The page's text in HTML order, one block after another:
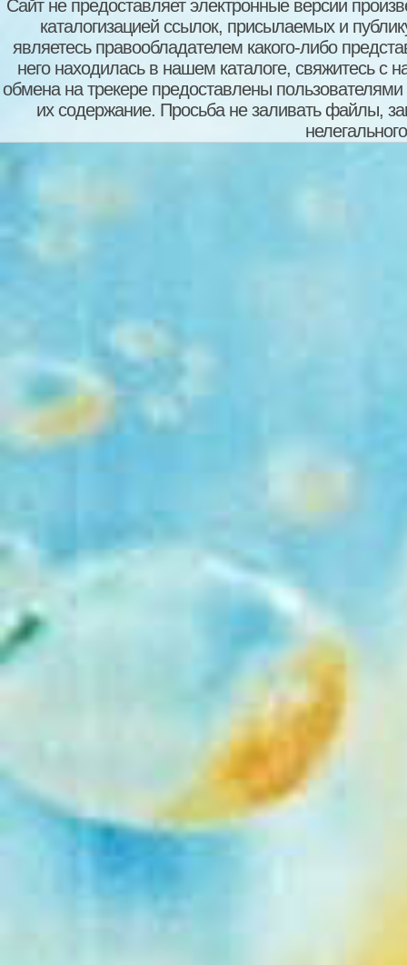
Сайт не предоставляет электронные версии
каталогизацией ссылок, присылаемых и
являетесь правообладателем какого-либо
него находилась в нашем каталоге, свяжитесь
обмена на трекере предоставлены пользователями
их содержание. Просьба не заливать файлы,